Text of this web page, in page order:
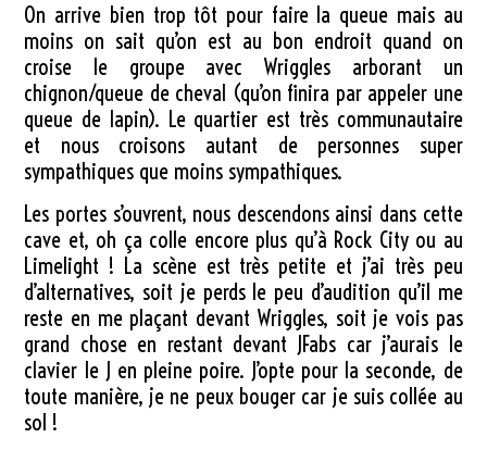
On arrive bien trop tôt pour faire la queue mais au
moins on sait qu’on est au bon endroit quand on
croise le groupe avec Wriggles arborant un
chignon/queue de cheval (qu’on finira par appeler une
queue de lapin). Le quartier est très communautaire
et nous croisons autant de personnes super
sympathiques que moins sympathiques.
Les portes s’ouvrent, nous descendons ainsi dans cette
cave et, oh ça colle encore plus qu’à Rock City ou au
Limelight ! La scène est très petite et j’ai très peu
d’alternatives, soit je perds le peu d’audition qu’il me
reste en me plaçant devant Wriggles, soit je vois pas
grand chose en restant devant JFabs car j’aurais le
clavier le J en pleine poire. J’opte pour la seconde, de
toute manière, je ne peux bouger car je suis collée au
sol !